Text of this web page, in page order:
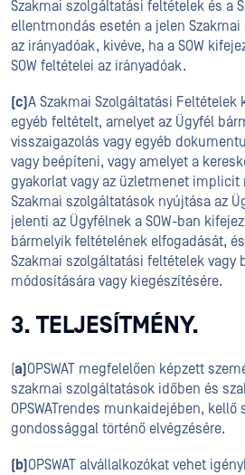
Szakmai szolgáltatási feltételek és a
ellentmondás esetén a jelen
az irányadóak, kivéve, ha a SOW
SOW feltételei az irányadóak.
(c)A Szakmai Szolgáltatási Feltételek
egyéb feltételt, amelyet az Ügyfél
visszaigazolás vagy egyéb
vagy beépíteni, vagy amelyet a
gyakorlat vagy az üzletmenet implicit
Szakmai szolgáltatások nyújtása az
jelenti az Ügyfélnek a SOW-ban
bármelyik feltételének elfogadását,
Szakmai szolgáltatási feltételek vagy
módosítására vagy kiegészítésére.
3. TELJESÍTMÉNY.
(a)OPSWAT megfelelően képzett
szakmai szolgáltatások időben és
OPSWATrendes munkaidejében,
gondossággal történő elvégzésére.
(b)OPSWAT alvállalkozókat vehet